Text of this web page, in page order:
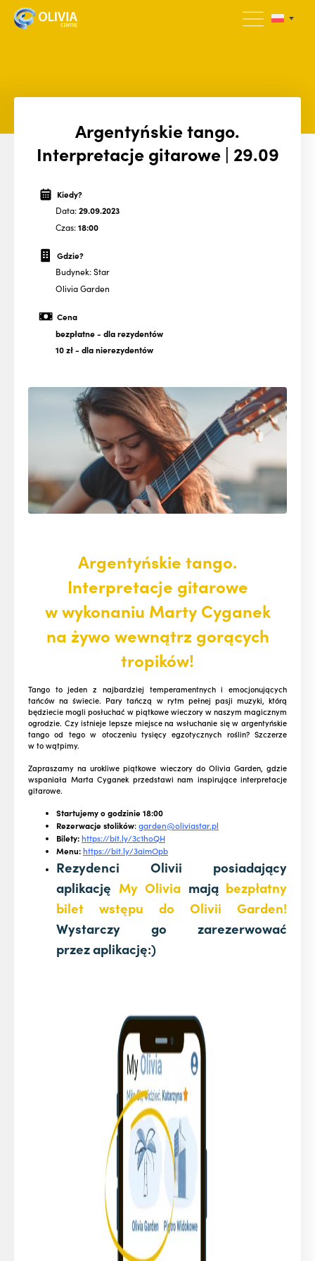
Argentyńskie tango.
Interpretacje gitarowe | 29.09
Kiedy?
Data:29.09.2023
Czas:18:00
Gdzie?
Budynek: Star
Olivia Garden
Cena
bezpłatne- dla rezydentów
10 zł- dla nierezydentów
Argentyńskie tango.
Interpretacje gitarowe
w wykonaniu Marty Cyganek
na żywo wewnątrz gorących
tropików!
Tango to jeden z najbardziej temperamentnych i emocjonujących
tańców na świecie. Pary tańczą w rytm pełnej pasji muzyki, którą
będziecie mogli posłuchać w piątkowe wieczory w naszym magicznym
ogrodzie. Czy istnieje lepsze miejsce na wsłuchanie się w argentyńskie
tango od tego w otoczeniu tysięcy egzotycznych roślin? Szczerze
w to wątpimy.
Zapraszamy na urokliwe piątkowe wieczory do Olivia Garden, gdzie
wspaniała Marta Cyganek przedstawi nam inspirujące interpretacje
gitarowe.
Startujemy o godzinie 18:00
Rezerwacje stolików:garden@oliviastar.pl
Bilety:https://bit.ly/3c1hoQH
Menu:https://bit.ly/3aimOpb
Rezydenci Olivii posiadający
aplikację My Olivia mają bezpłatny
bilet wstępu do Olivii Garden!
Wystarczy go zarezerwować
przez aplikację:)